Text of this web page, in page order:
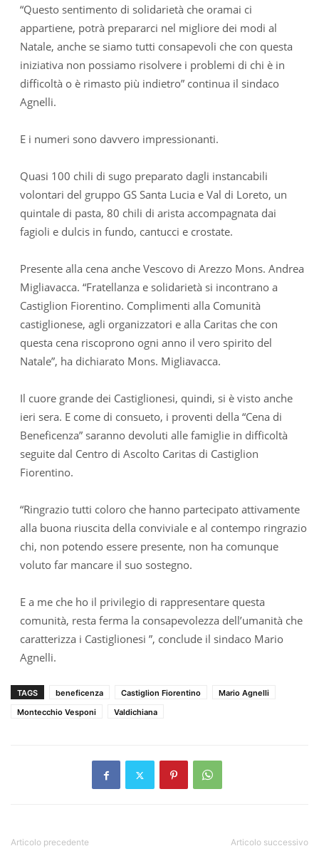
“Questo sentimento di solidarietà che oramai ci
appartiene, potrà prepararci nel migliore dei modi al
Natale, anche se siamo tutti consapevoli che con questa
iniziativa non possiamo risolvere i problemi di chi è in
difficoltà o è rimasto più indietro” continua il sindaco
Agnelli.
E i numeri sono davvero impressionanti.
Quasi 100 chili di sugo preparato dagli instancabili
volontari del gruppo GS Santa Lucia e Val di Loreto, un
quintale di pasta, 80 chili di arista accompagnata dai
fagioli e dulcis in fundo, cantucci e crostate.
Presente alla cena anche Vescovo di Arezzo Mons. Andrea
Migliavacca. “Fratellanza e solidarietà si incontrano a
Castiglion Fiorentino. Complimenti alla Comunità
castiglionese, agli organizzatori e alla Caritas che con
questa cena riscoprono ogni anno il vero spirito del
Natale”, ha dichiarato Mons. Migliavacca.
Il cuore grande dei Castiglionesi, quindi, si è visto anche
ieri sera. E come di consueto, i proventi della “Cena di
Beneficenza” saranno devoluti alle famiglie in difficoltà
seguite dal Centro di Ascolto Caritas di Castiglion
Fiorentino.
“Ringrazio tutti coloro che hanno partecipato attivamente
alla buona riuscita della conviviale e al contempo ringrazio
chi, non potendo essere presente, non ha comunque
voluto far mancare il suo sostegno.
E a me che ho il privilegio di rappresentare questa
comunità, resta ferma la consapevolezza dell’umanità che
caratterizza i Castiglionesi ”, conclude il sindaco Mario
Agnelli.
TAGS beneficenza Castiglion Fiorentino
Mario Agnelli
Montecchio Vesponi
Valdichiana
Articolo precedente Articolo successivo